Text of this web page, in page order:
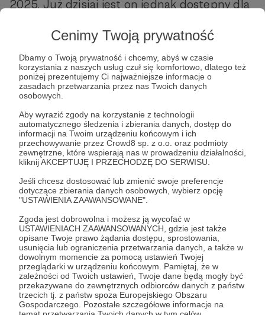
Cenimy Twoją prywatność
Dbamy o Twoją prywatność i chcemy, abyś w czasie
korzystania z naszych usług czuł się komfortowo, dlatego też
poniżej prezentujemy Ci najważniejsze informacje o
zasadach przetwarzania przez nas Twoich danych
osobowych.
Aby wyrazić zgody na korzystanie z technologii
automatycznego śledzenia i zbierania danych, dostęp do
informacji na Twoim urządzeniu końcowym i ich
przechowywanie przez Crowd8 sp. z o.o. oraz podmioty
zewnętrzne, które wspierają nas w prowadzeniu działalności,
kliknij AKCEPTUJĘ I PRZECHODZĘ DO SERWISU.
Jeśli chcesz dostosować lub zmienić swoje preferencje
dotyczące zbierania danych osobowych, wybierz opcję
"USTAWIENIA ZAAWANSOWANE".
Zgoda jest dobrowolna i możesz ją wycofać w
USTAWIENIACH ZAAWANSOWANYCH, gdzie jest także
opisane Twoje prawo żądania dostępu, sprostowania,
usunięcia lub ograniczenia przetwarzania danych, a także w
dowolnym momencie za pomocą ustawień Twojej
przeglądarki w urządzeniu końcowym. Pamiętaj, że w
zależności od Twoich ustawień, Twoje dane będą mogły być
przekazywane do zewnętrznych odbiorców danych z państw
trzecich tj. z państw spoza Europejskiego Obszaru
Gospodarczego. Pozostałe szczegółowe informacje na
2025. Już dzisiaj jest on jednak dostępny dla
Post dostępny tylko dla Patronów
Aby zobaczyć ten materiał musisz być zalogowany
Zostań Patronem
Zaloguj się
Udostępnij